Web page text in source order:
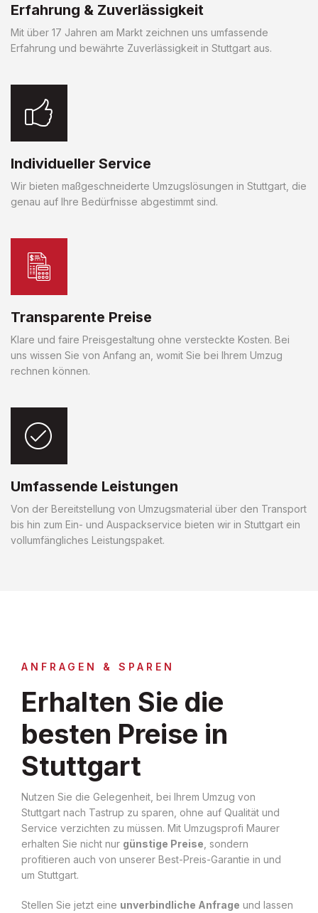
Erfahrung & Zuverlässigkeit
Mit über 17 Jahren am Markt zeichnen uns umfassende
Erfahrung und bewährte Zuverlässigkeit in Stuttgart aus.
Individueller Service
Wir bieten maßgeschneiderte Umzugslösungen in Stuttgart, die
genau auf Ihre Bedürfnisse abgestimmt sind.
Transparente Preise
Klare und faire Preisgestaltung ohne versteckte Kosten. Bei
uns wissen Sie von Anfang an, womit Sie bei Ihrem Umzug
rechnen können.
Umfassende Leistungen
Von der Bereitstellung von Umzugsmaterial über den Transport
bis hin zum Ein- und Auspackservice bieten wir in Stuttgart ein
vollumfängliches Leistungspaket.
ANFRAGEN & SPAREN
Erhalten Sie die
besten Preise in
Stuttgart
Nutzen Sie die Gelegenheit, bei Ihrem Umzug von
Stuttgart nach Tastrup zu sparen, ohne auf Qualität und
Service verzichten zu müssen. Mit Umzugsprofi Maurer
erhalten Sie nicht nur günstige Preise , sondern
profitieren auch von unserer Best-Preis-Garantie in und
um Stuttgart.
Stellen Sie jetzt eine unverbindliche Anfrage und lassen